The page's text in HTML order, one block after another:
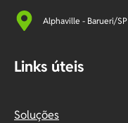
Alphaville - Barueri/SP
Links úteis
Soluções